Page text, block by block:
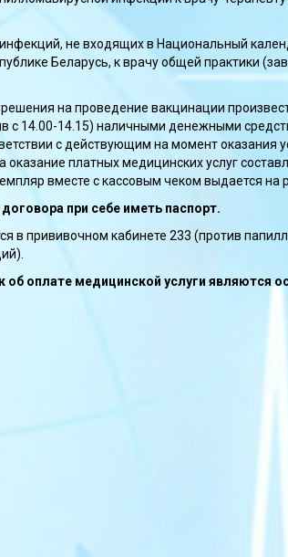
не входящих в Национальный
Беларусь, к врачу общей практики
на проведение вакцинации
с 14.00-14.15) наличными денежными
с действующим на момент оказания
оказание платных медицинских услуг
вместе с кассовым чеком выдается на
при себе иметь паспорт.
в прививочном кабинете 233 (против
оплате медицинской услуги являются